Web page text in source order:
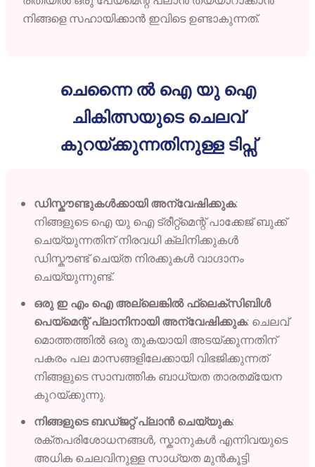
നിങ്ങളെസഹായിക്കാൻ ഇവിടെഉണ്ടാകുന്നത്.
ചെന്നൈ ൽ ഐ യു ഐ
ചികിത്സയുടെ ചെലവ്
കുറയ്ക്കുന്നതിനുള്ള ടിപ്സ്
ഡിസ്കൗണ്ടുകൾക്കായി അന്വേഷിക്കുക:
നിങ്ങളുടെ ഐ യു ഐ ട്രീറ്റ്മെന്റ് പാക്കേജ് ബുക്ക്
ചെയ്യുന്നതിന് നിരവധി ക്ലിനിക്കുകൾ
ഡിസ്കൗണ്ട് ചെയ്ത നിരക്കുകൾ വാഗ്ദാനം
ചെയ്യുന്നുണ്ട്.
ഒരു ഇ എം ഐ അല്ലെങ്കിൽ ഫ്ലെക്സിബിൾ
പെയ്മെന്റ് പ്ലാനിനായി അന്വേഷിക്കുക: ചെലവ്
മൊത്തത്തിൽ ഒരു തുകയായി അടയ്ക്കുന്നതിന്
പകരം പല മാസങ്ങളിലേക്കായി വിഭജിക്കുന്നത്
നിങ്ങളുടെ സാമ്പത്തിക ബാധ്യത താരതമ്യേന
കുറയ്ക്കുന്നു.
നിങ്ങളുടെ ബഡ്ജറ്റ് പ്ലാൻ ചെയ്യുക:
രക്തപരിശോധനങ്ങൾ, സ്കാനുകൾ എന്നിവയുടെ
അധിക ചെലവിനുള്ള സാധ്യത മുൻകൂട്ടി